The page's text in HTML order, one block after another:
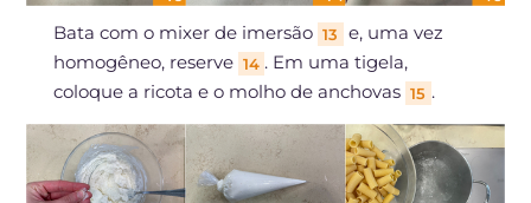
Bata com o mixer de imersão 13
e, uma vez
homogêneo, reserve 14 . Em uma tigela,
coloque a ricota e o molho de anchovas 15 .